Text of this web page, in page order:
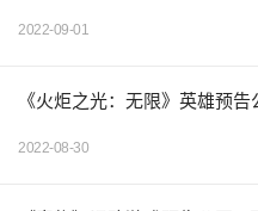
2022-09-01
《火炬之光：无限》英雄预
2022-08-30